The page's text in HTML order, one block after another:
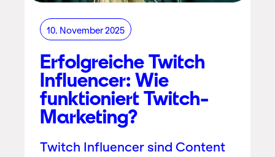
10. November 2025
Erfolgreiche Twitch
Influencer: Wie
funktioniert Twitch-
Marketing?
Twitch Influencer sind Content